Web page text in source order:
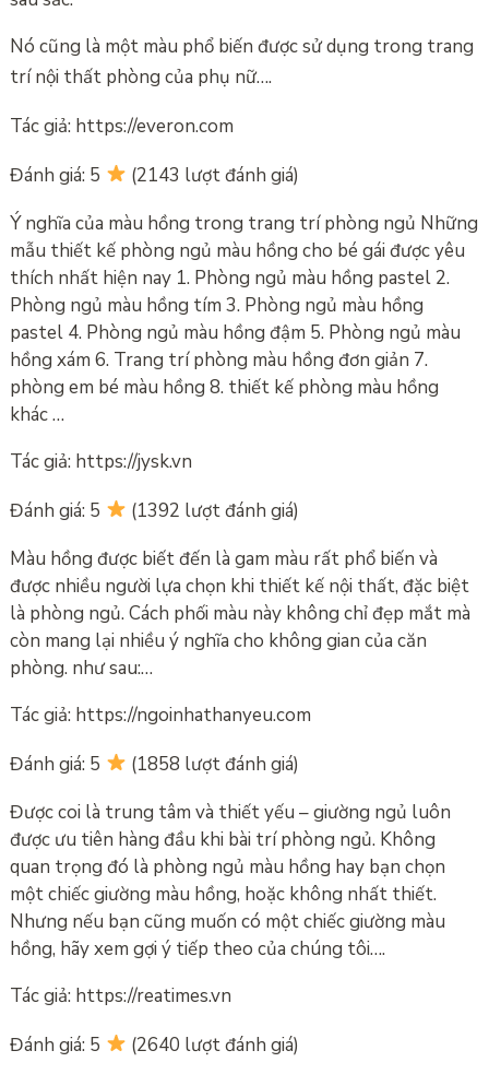
Nó cũng là một màu phổ biến được sử dụng trong trang
trí nội thất phòng của phụ nữ….
Tác giả: https://everon.com
Đánh giá: 5
(2143 lượt đánh giá)
Ý nghĩa của màu hồng trong trang trí phòng ngủ Những
mẫu thiết kế phòng ngủ màu hồng cho bé gái được yêu
thích nhất hiện nay 1. Phòng ngủ màu hồng pastel 2.
Phòng ngủ màu hồng tím 3. Phòng ngủ màu hồng
pastel 4. Phòng ngủ màu hồng đậm 5. Phòng ngủ màu
hồng xám 6. Trang trí phòng màu hồng đơn giản 7.
phòng em bé màu hồng 8. thiết kế phòng màu hồng
khác …
Tác giả: https://jysk.vn
Đánh giá: 5
(1392 lượt đánh giá)
Màu hồng được biết đến là gam màu rất phổ biến và
được nhiều người lựa chọn khi thiết kế nội thất, đặc biệt
là phòng ngủ. Cách phối màu này không chỉ đẹp mắt mà
còn mang lại nhiều ý nghĩa cho không gian của căn
phòng. như sau:…
Tác giả: https://ngoinhathanyeu.com
Đánh giá: 5
(1858 lượt đánh giá)
Được coi là trung tâm và thiết yếu – giường ngủ luôn
được ưu tiên hàng đầu khi bài trí phòng ngủ. Không
quan trọng đó là phòng ngủ màu hồng hay bạn chọn
một chiếc giường màu hồng, hoặc không nhất thiết.
Nhưng nếu bạn cũng muốn có một chiếc giường màu
hồng, hãy xem gợi ý tiếp theo của chúng tôi….
Tác giả: https://reatimes.vn
Đánh giá: 5
(2640 lượt đánh giá)